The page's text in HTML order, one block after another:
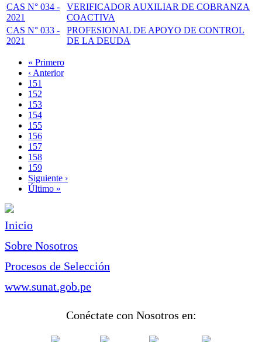
CAS N° 034 -
2021
VERIFICADOR AUXILIAR DE COBRANZA
COACTIVA
CAS N° 033 -
2021
PROFESIONAL DE APOYO DE CONTROL
DE LA DEUDA
Paginación
Primera
página
« Primero
Página
anterior
‹ Anterior
Page
151
Page
152
Page
153
Page
154
Página
actual
155
Page
156
Page
157
Page
158
Page
159
Siguiente
página
Siguiente ›
Última
Último »
Inicio
Sobre Nosotros
Procesos de Selección
www.sunat.gob.pe
Conéctate con Nosotros en: